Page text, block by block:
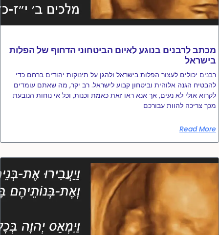
מכתב לרבנים בנוגע לאיום הביטחוני הדחוף של הפלות
בישראל
רבנים יכולים לעצור הפלות בישראל ולהגן על תינוקות יהודים ברחם כדי
להבטיח הגנה אלוהית וביטחון קבוע לישראל. רב יקר, מה שאתם עומדים
לקרוא אולי לא נעים, אך אנא ראו זאת כאמת וכנות, וכל אי נוחות הנובעת
מכך צריכה להוות עבורכם
Read More